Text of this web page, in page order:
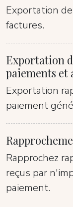
Exportation
factures.
Exportation
paiements et
Exportation
paiement
Rapprochez
reçus par
paiement.